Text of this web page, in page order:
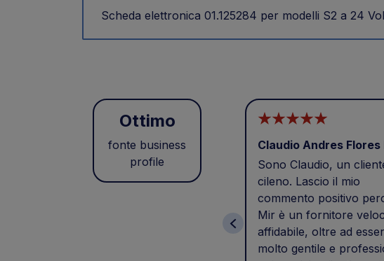
Scheda elettronica 01.125284 per modelli S2 a 24
Ottimo
fonte business
profile
Claudio Andres Flores
Sono Claudio, un
cileno. Lascio il mio
commento positivo
Mir è un fornitore
affidabile, oltre ad
molto gentile e